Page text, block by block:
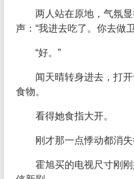
两人站在原地，气氛
声：“我进去吃了。你去做
“好。”
闻天晴转身进去，打
食物。
看得她食指大开。
刚才那一点悸动都消失
霍旭买的电视尺寸刚